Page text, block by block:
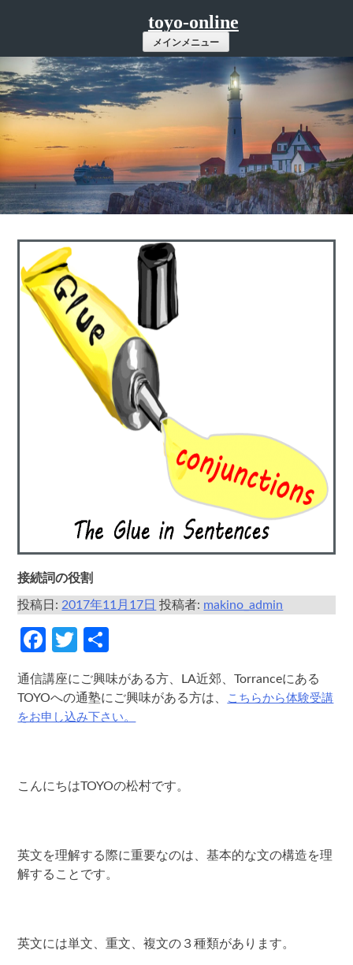
ツ
へ
ス
キ
ッ
プ
toyo-online
メインメニュー
接続詞の役割
投稿日:2017年11月17日 投稿者: makino_admin
Facebook
Twitter
通信講座にご興味がある方、LA近郊、Torranceにある
TOYOへの通塾にご興味がある方は、
こちらから体験受講
をお申し込み下さい。
こんにちはTOYOの松村です。
英文を理解する際に重要なのは、基本的な文の構造を理
解することです。
英文には単文、重文、複文の３種類があります。